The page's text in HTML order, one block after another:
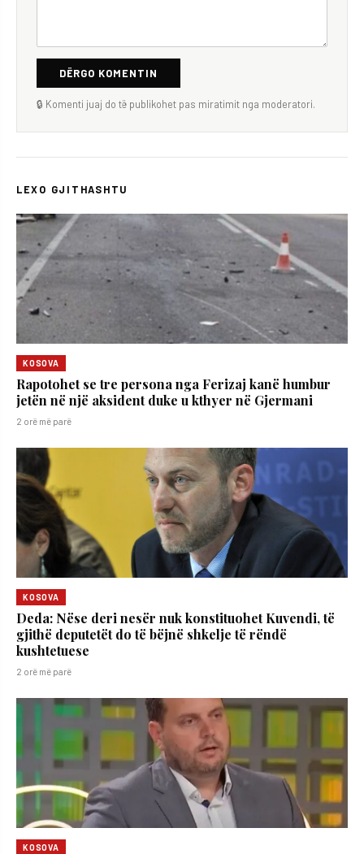
DËRGO KOMENTIN
🔒 Komenti juaj do të publikohet pas miratimit nga moderatori.
LEXO GJITHASHTU
KOSOVA
Rapotohet se tre persona nga Ferizaj kanë humbur
jetën në një aksident duke u kthyer në Gjermani
2 orë më parë
KOSOVA
Deda: Nëse deri nesër nuk konstituohet Kuvendi, të
gjithë deputetët do të bëjnë shkelje të rëndë
kushtetuese
2 orë më parë
KOSOVA